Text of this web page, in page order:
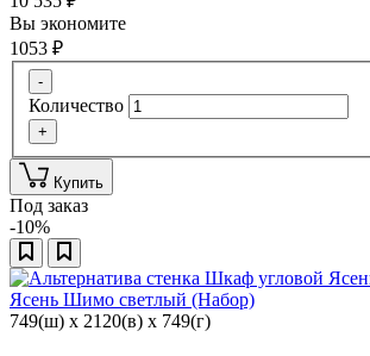
Вы экономите
1053 ₽
-
Количество
+
Купить
Под заказ
-10%
749(ш) x 2120(в) x 749(г)